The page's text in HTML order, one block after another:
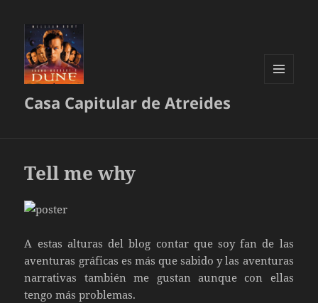
Casa Capitular de Atreides
Tell me why
A estas alturas del blog contar que soy fan de las
aventuras gráficas es más que sabido y las aventuras
narrativas también me gustan aunque con ellas
tengo más problemas.